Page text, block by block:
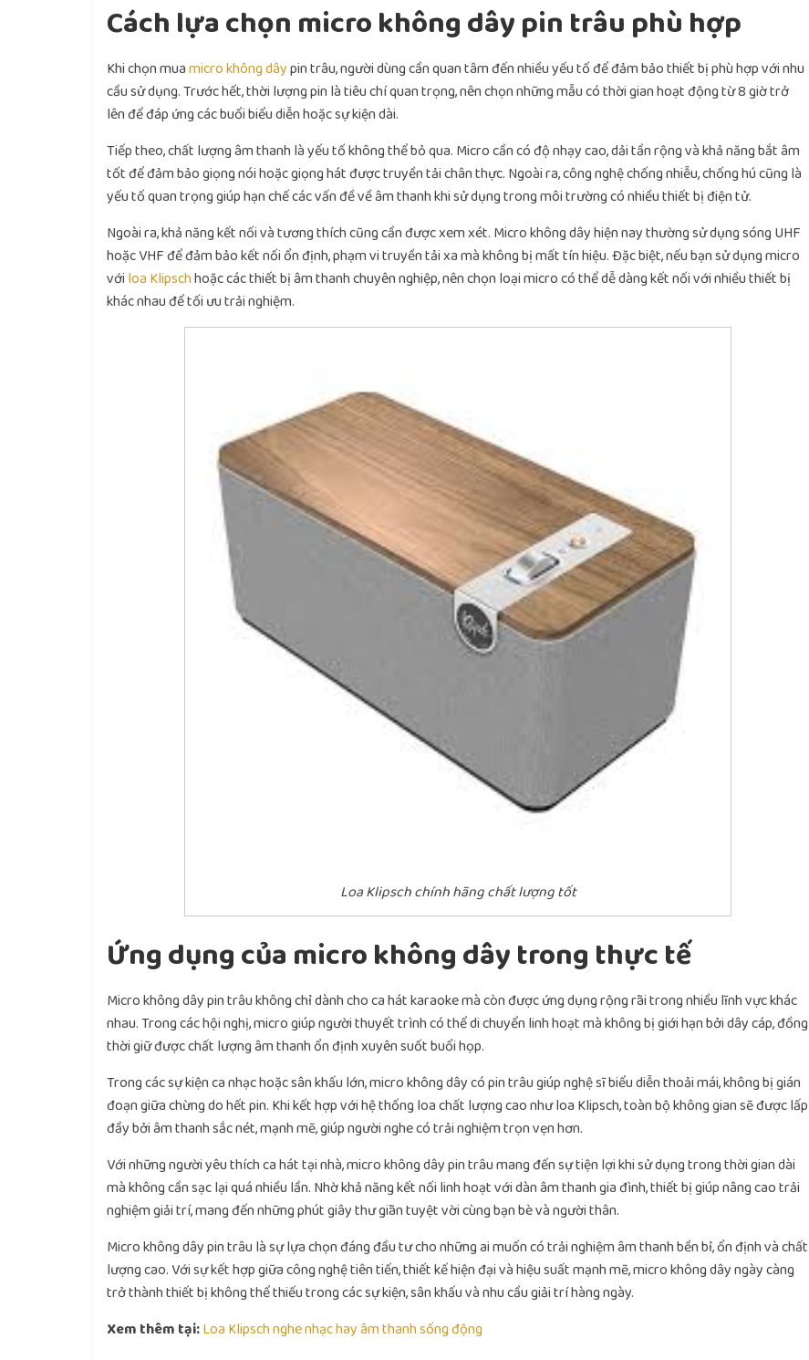
Cách lựa chọn micro không dây pin trâu phù hợp
Khi chọn muamicro không dâypin trâu, người dùng cần quan tâm đến nhiều yếu tố để đảm bảo thiết bị phù hợp với nhu
cầu sử dụng. Trước hết, thời lượng pin là tiêu chí quan trọng, nên chọn những mẫu có thời gian hoạt động từ 8 giờ trở
lên để đáp ứng các buổi biểu diễn hoặc sự kiện dài.
Tiếp theo, chất lượng âm thanh là yếu tố không thể bỏ qua. Micro cần có độ nhạy cao, dải tần rộng và khả năng bắt âm
tốt để đảm bảo giọng nói hoặc giọng hát được truyền tải chân thực. Ngoài ra, công nghệ chống nhiễu, chống hú cũng là
yếu tố quan trọng giúp hạn chế các vấn đề về âm thanh khi sử dụng trong môi trường có nhiều thiết bị điện tử.
Ngoài ra, khả năng kết nối và tương thích cũng cần được xem xét. Micro không dây hiện nay thường sử dụng sóng UHF
hoặc VHF để đảm bảo kết nối ổn định, phạm vi truyền tải xa mà không bị mất tín hiệu. Đặc biệt, nếu bạn sử dụng micro
với loa Klipschhoặc các thiết bị âm thanh chuyên nghiệp, nên chọn loại micro có thể dễ dàng kết nối với nhiều thiết bị
khác nhau để tối ưu trải nghiệm.
Loa Klipsch chính hãng chất lượng tốt
Ứng dụng của micro không dây trong thực tế
Micro không dây pin trâu không chỉ dành cho ca hát karaoke mà còn được ứng dụng rộng rãi trong nhiều lĩnh vực khác
nhau. Trong các hội nghị, micro giúp người thuyết trình có thể di chuyển linh hoạt mà không bị giới hạn bởi dây cáp, đồng
thời giữ được chất lượng âm thanh ổn định xuyên suốt buổi họp.
Trong các sự kiện ca nhạc hoặc sân khấu lớn, micro không dây có pin trâu giúp nghệ sĩ biểu diễn thoải mái, không bị gián
đoạn giữa chừng do hết pin. Khi kết hợp với hệ thống loa chất lượng cao như loa Klipsch, toàn bộ không gian sẽ được lấp
đầy bởi âm thanh sắc nét, mạnh mẽ, giúp người nghe có trải nghiệm trọn vẹn hơn.
Với những người yêu thích ca hát tại nhà, micro không dây pin trâu mang đến sự tiện lợi khi sử dụng trong thời gian dài
mà không cần sạc lại quá nhiều lần. Nhờ khả năng kết nối linh hoạt với dàn âm thanh gia đình, thiết bị giúp nâng cao trải
nghiệm giải trí, mang đến những phút giây thư giãn tuyệt vời cùng bạn bè và người thân.
Micro không dây pin trâu là sự lựa chọn đáng đầu tư cho những ai muốn có trải nghiệm âm thanh bền bỉ, ổn định và chất
lượng cao. Với sự kết hợp giữa công nghệ tiên tiến, thiết kế hiện đại và hiệu suất mạnh mẽ, micro không dây ngày càng
trở thành thiết bị không thể thiếu trong các sự kiện, sân khấu và nhu cầu giải trí hàng ngày.
Xem thêm tại:Loa Klipsch nghe nhạc hay âm thanh sống động